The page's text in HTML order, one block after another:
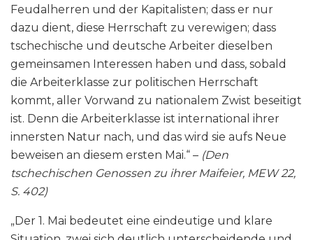
Feudalherren und der Kapitalisten; dass er nur
dazu dient, diese Herrschaft zu verewigen; dass
tschechische und deutsche Arbeiter dieselben
gemeinsamen Interessen haben und dass, sobald
die Arbeiterklasse zur politischen Herrschaft
kommt, aller Vorwand zu nationalem Zwist beseitigt
ist. Denn die Arbeiterklasse ist international ihrer
innersten Natur nach, und das wird sie aufs Neue
beweisen an diesem ersten Mai.“ – (Den
tschechischen Genossen zu ihrer Maifeier, MEW 22,
S. 402)
„Der 1. Mai bedeutet eine eindeutige und klare